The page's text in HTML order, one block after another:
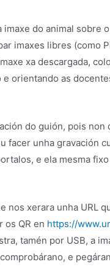
do animal sobre
imaxes libres (como
xa descargada,
orientando as
do guión, pois non
facer unha gravación
e ela mesma
xerara unha URL
os QR en https://
tamén por USB, a
e